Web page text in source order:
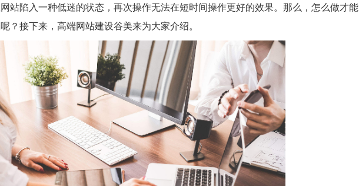
站陷入一种低迷的状态，再次操作无法在短时间操作更好的效果。那么，怎么做才能
？接下来，高端网站建设谷美来为大家介绍。